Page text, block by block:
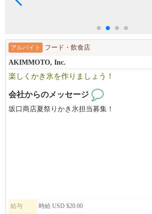
アルバイト フード・飲食店
AKIMMOTO, Inc.
楽しくかき氷を作りましょう！
会社からのメッセージ
坂口商店夏祭りかき氷担当募集！
給与
時給 USD $20.00